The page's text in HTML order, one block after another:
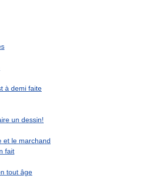
à demi faite
un dessin!
et le marchand
fait
tout âge